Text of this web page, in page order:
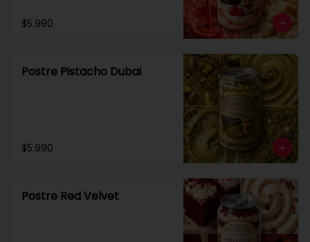
$5.990
Postre Pistacho Dubai
$5.990
Postre Red Velvet